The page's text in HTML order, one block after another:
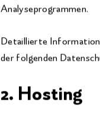
Analyseprogrammen.
Detaillierte
der folgenden
2. Hosting